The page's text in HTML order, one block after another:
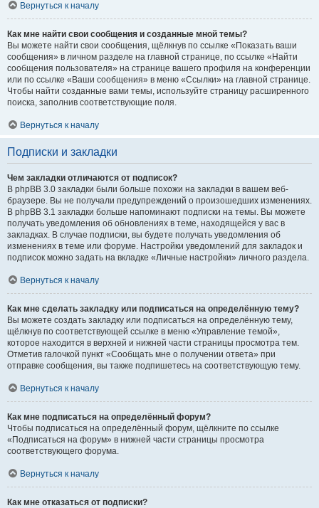
Вернуться к началу
Как мне найти свои сообщения и созданные мной темы?
Вы можете найти свои сообщения, щёлкнув по ссылке «Показать ваши
сообщения» в личном разделе на главной странице, по ссылке «Найти
сообщения пользователя» на странице вашего профиля на конференции
или по ссылке «Ваши сообщения» в меню «Ссылки» на главной странице.
Чтобы найти созданные вами темы, используйте страницу расширенного
поиска, заполнив соответствующие поля.
Вернуться к началу
Подписки и закладки
Чем закладки отличаются от подписок?
В phpBB 3.0 закладки были больше похожи на закладки в вашем веб-
браузере. Вы не получали предупреждений о произошедших изменениях.
В phpBB 3.1 закладки больше напоминают подписки на темы. Вы можете
получать уведомления об обновлениях в теме, находящейся у вас в
закладках. В случае подписки, вы будете получать уведомления об
изменениях в теме или форуме. Настройки уведомлений для закладок и
подписок можно задать на вкладке «Личные настройки» личного раздела.
Вернуться к началу
Как мне сделать закладку или подписаться на определённую тему?
Вы можете создать закладку или подписаться на определённую тему,
щёлкнув по соответствующей ссылке в меню «Управление темой»,
которое находится в верхней и нижней части страницы просмотра тем.
Отметив галочкой пункт «Сообщать мне о получении ответа» при
отправке сообщения, вы также подпишетесь на соответствующую тему.
Вернуться к началу
Как мне подписаться на определённый форум?
Чтобы подписаться на определённый форум, щёлкните по ссылке
«Подписаться на форум» в нижней части страницы просмотра
соответствующего форума.
Вернуться к началу
Как мне отказаться от подписки?